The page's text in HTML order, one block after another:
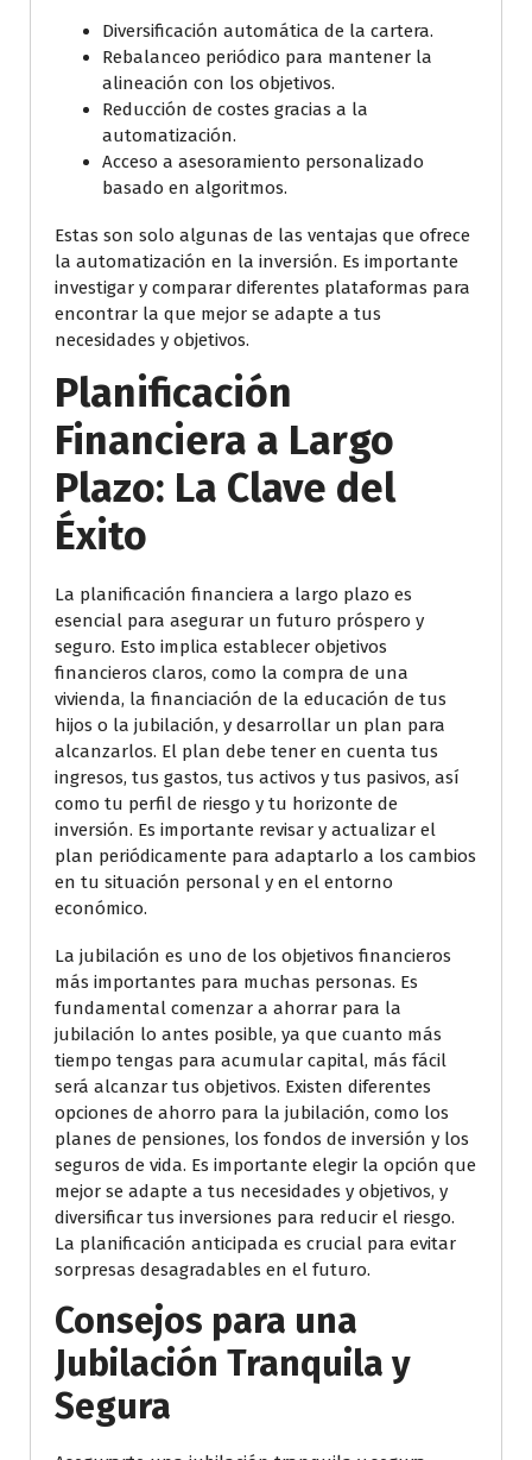
Diversificación automática de la cartera.
Rebalanceo periódico para mantener la
alineación con los objetivos.
Reducción de costes gracias a la
automatización.
Acceso a asesoramiento personalizado
basado en algoritmos.
Estas son solo algunas de las ventajas que ofrece
la automatización en la inversión. Es importante
investigar y comparar diferentes plataformas para
encontrar la que mejor se adapte a tus
necesidades y objetivos.
Planificación
Financiera a Largo
Plazo: La Clave del
Éxito
La planificación financiera a largo plazo es
esencial para asegurar un futuro próspero y
seguro. Esto implica establecer objetivos
financieros claros, como la compra de una
vivienda, la financiación de la educación de tus
hijos o la jubilación, y desarrollar un plan para
alcanzarlos. El plan debe tener en cuenta tus
ingresos, tus gastos, tus activos y tus pasivos, así
como tu perfil de riesgo y tu horizonte de
inversión. Es importante revisar y actualizar el
plan periódicamente para adaptarlo a los cambios
en tu situación personal y en el entorno
económico.
La jubilación es uno de los objetivos financieros
más importantes para muchas personas. Es
fundamental comenzar a ahorrar para la
jubilación lo antes posible, ya que cuanto más
tiempo tengas para acumular capital, más fácil
será alcanzar tus objetivos. Existen diferentes
opciones de ahorro para la jubilación, como los
planes de pensiones, los fondos de inversión y los
seguros de vida. Es importante elegir la opción que
mejor se adapte a tus necesidades y objetivos, y
diversificar tus inversiones para reducir el riesgo.
La planificación anticipada es crucial para evitar
sorpresas desagradables en el futuro.
Consejos para una
Jubilación Tranquila y
Segura